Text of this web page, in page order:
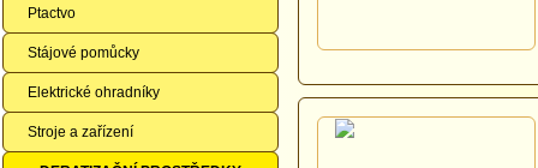
Ptactvo
Stájové pomůcky
Elektrické ohradníky
Stroje a zařízení